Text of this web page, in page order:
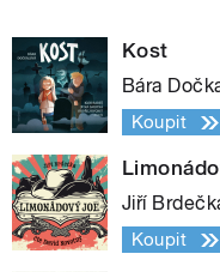
Kost
Bára
Koupit
Jiří
Koupit